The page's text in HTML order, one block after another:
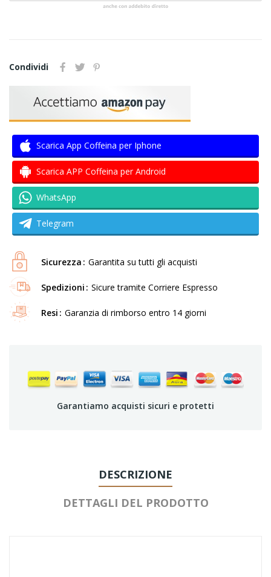
Condividi
Scarica App Coffeina per Iphone
Scarica APP Coffeina per Android
WhatsApp
Telegram
Sicurezza Garantita su tutti gli acquisti
Spedizioni Sicure tramite Corriere Espresso
Resi Garanzia di rimborso entro 14 giorni
Garantiamo acquisti sicuri e protetti
DESCRIZIONE
DETTAGLI DEL PRODOTTO